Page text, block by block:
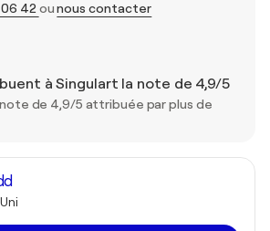
42 ounous contacter
à Singulart la note de 4,9/5
de 4,9/5 attribuée par plus de